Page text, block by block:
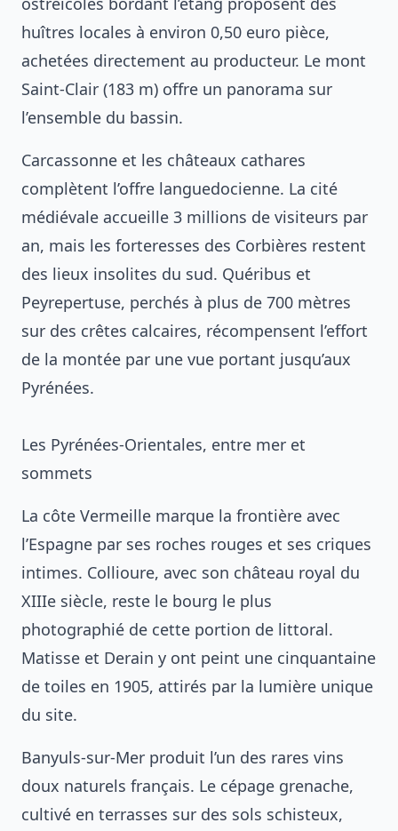
huîtres locales à environ 0,50 euro pièce,
achetées directement au producteur. Le mont
Saint-Clair (183 m) offre un panorama sur
l’ensemble du bassin.
Carcassonne et les châteaux cathares
complètent l’offre languedocienne. La cité
médiévale accueille 3 millions de visiteurs par
an, mais les forteresses des Corbières restent
des lieux insolites du sud. Quéribus et
Peyrepertuse, perchés à plus de 700 mètres
sur des crêtes calcaires, récompensent l’effort
de la montée par une vue portant jusqu’aux
Pyrénées.
Les Pyrénées-Orientales, entre mer et
sommets
La côte Vermeille marque la frontière avec
l’Espagne par ses roches rouges et ses criques
intimes. Collioure, avec son château royal du
XIIIe siècle, reste le bourg le plus
photographié de cette portion de littoral.
Matisse et Derain y ont peint une cinquantaine
de toiles en 1905, attirés par la lumière unique
du site.
Banyuls-sur-Mer produit l’un des rares vins
doux naturels français. Le cépage grenache,
cultivé en terrasses sur des sols schisteux,